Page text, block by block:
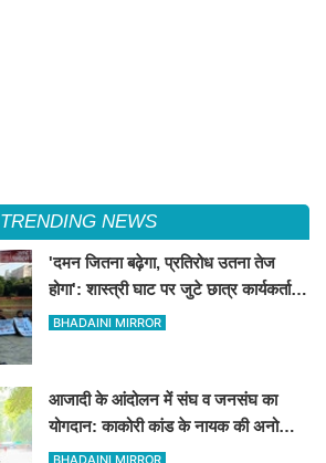
TRENDING NEWS
'दमन जितना बढ़ेगा, प्रतिरोध उतना तेज
होगा': शास्त्री घाट पर जुटे छात्र कार्यकर्ताओं
की केंद्र को ललकार
BHADAINI MIRROR
आजादी के आंदोलन में संघ व जनसंघ का
योगदान: काकोरी कांड के नायक की अनोखी
दास्तां